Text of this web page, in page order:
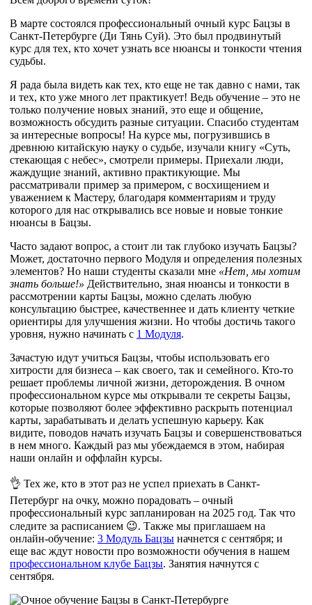
В марте состоялся профессиональный очный курс Бацзы в
Санкт-Петербурге (Ди Тянь Суй). Это был продвинутый
курс для тех, кто хочет узнать все нюансы и тонкости чтения
судьбы.
Я рада была видеть как тех, кто еще не так давно с нами, так
и тех, кто уже много лет практикует! Ведь обучение – это не
только получение новых знаний, это еще и общение,
возможность обсудить разные ситуации. Спасибо студентам
за интересные вопросы! На курсе мы, погрузившись в
древнюю китайскую науку о судьбе, изучали книгу «Суть,
стекающая с небес», смотрели примеры. Приехали люди,
жаждущие знаний, активно практикующие. Мы
рассматривали пример за примером, с восхищением и
уважением к Мастеру, благодаря комментариям и труду
которого для нас открывались все новые и новые тонкие
нюансы в Бацзы.
Часто задают вопрос, а стоит ли так глубоко изучать Бацзы?
Может, достаточно первого Модуля и определения полезных
элементов? Но наши студенты сказали мне «Нет, мы хотим
знать больше!» Действительно, зная нюансы и тонкости в
рассмотрении карты Бацзы, можно сделать любую
консультацию быстрее, качественнее и дать клиенту четкие
ориентиры для улучшения жизни. Но чтобы достичь такого
уровня, нужно начинать с 1 Модуля.
Зачастую идут учиться Бацзы, чтобы использовать его
хитрости для бизнеса – как своего, так и семейного. Кто-то
решает проблемы личной жизни, деторождения. В очном
профессиональном курсе мы открывали те секреты Бацзы,
которые позволяют более эффективно раскрыть потенциал
карты, зарабатывать и делать успешную карьеру. Как
видите, поводов начать изучать Бацзы и совершенствоваться
в нем много. Каждый раз мы убеждаемся в этом, набирая
наши онлайн и оффлайн курсы.
👌 Тех же, кто в этот раз не успел приехать в Санкт-
Петербург на очку, можно порадовать – очный
профессиональный курс запланирован на 2025 год. Так что
следите за расписанием 😉. Также мы приглашаем на
онлайн-обучение: 3 Модуль Бацзы начнется с сентября; и
еще вас ждут новости про возможности обучения в нашем
профессиональном клубе Бацзы. Занятия начнутся с
сентября.